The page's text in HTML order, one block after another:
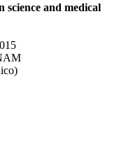
science and medical